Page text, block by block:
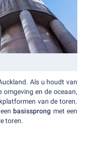
Als u houdt van
en de oceaan,
van de toren.
basissprong met een
toren.